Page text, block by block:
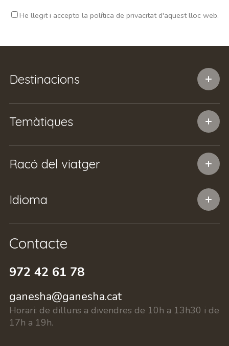
He llegit i accepto la política de privacitat d'aquest lloc web.
Destinacions
Temàtiques
Racó del viatger
Idioma
Contacte
972 42 61 78
ganesha@ganesha.cat
Horari: de dilluns a divendres de 10h a 13h30 i de
17h a 19h.